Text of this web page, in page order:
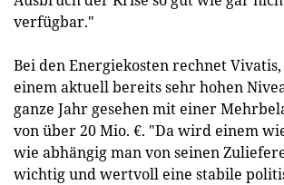
verfügbar."
Bei den Energiekosten rechnet
einem aktuell bereits sehr hohen
ganze Jahr gesehen mit einer
von über 20 Mio. €. "Da wird einem
wie abhängig man von seinen
wichtig und wertvoll eine stabile